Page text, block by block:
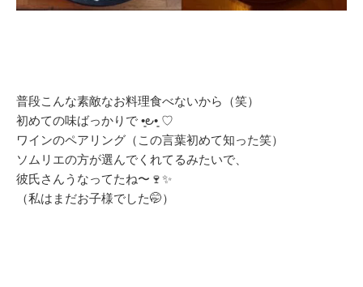
普段こんな素敵なお料理食べないから（笑）
初めての味ばっかりで •͈౿•͈ ♡
ワインのペアリング（この言葉初めて知った笑）
ソムリエの方が選んでくれてるみたいで、
彼氏さんうなってたね〜🍷✨
（私はまだお子様でした🤭）